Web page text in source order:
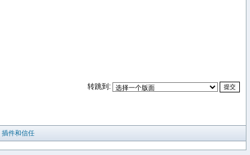
转跳到:
插件和信任